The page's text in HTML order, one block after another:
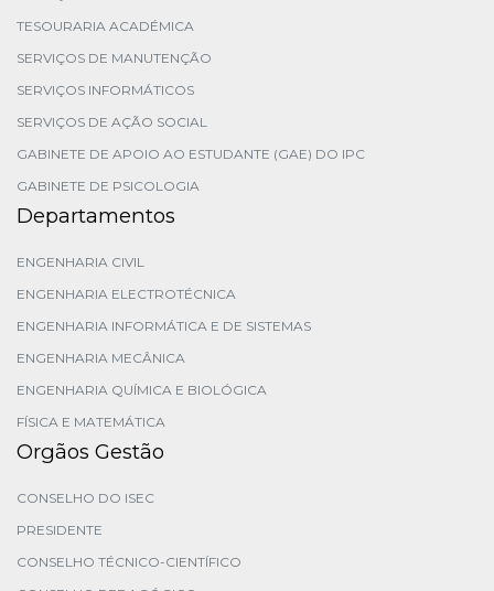
TESOURARIA ACADÉMICA
SERVIÇOS DE MANUTENÇÃO
SERVIÇOS INFORMÁTICOS
SERVIÇOS DE AÇÃO SOCIAL
GABINETE DE APOIO AO ESTUDANTE (GAE) DO IPC
GABINETE DE PSICOLOGIA
Departamentos
ENGENHARIA CIVIL
ENGENHARIA ELECTROTÉCNICA
ENGENHARIA INFORMÁTICA E DE SISTEMAS
ENGENHARIA MECÂNICA
ENGENHARIA QUÍMICA E BIOLÓGICA
FÍSICA E MATEMÁTICA
Orgãos Gestão
CONSELHO DO ISEC
PRESIDENTE
CONSELHO TÉCNICO-CIENTÍFICO